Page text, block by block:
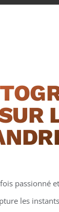
passionné
les